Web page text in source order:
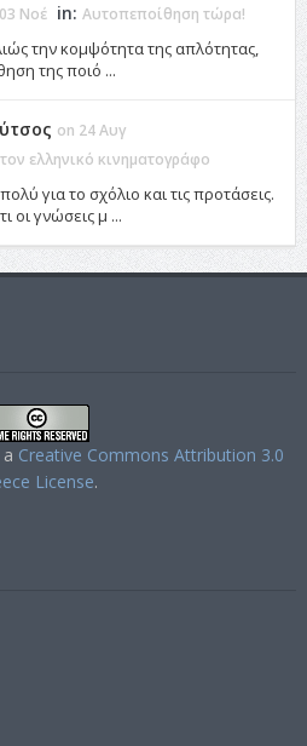
Νοέ in: Αυτοπεποίθηση τώρα!
την κομψότητα της απλότητας,
της ποιό ...
on 24 Αυγ
ελληνικό κινηματογράφο
για το σχόλιο και τις προτάσεις.
οι γνώσεις μ ...
Creative Commons Attribution 3.0
License.